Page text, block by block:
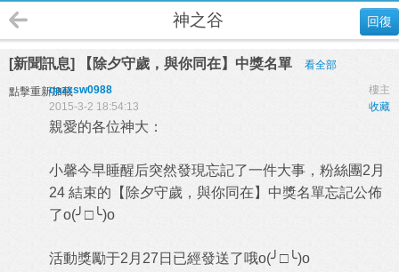
回復
神之谷
[新聞訊息] 【除夕守歲，與你同在】中獎名單 看全部
點擊重新加載 樓主
qazxsw0988
收藏
2015-3-2 18:54:13
親愛的各位神大：
小馨今早睡醒后突然發現忘記了一件大事，粉絲團2月
24 結束的【除夕守歲，與你同在】中獎名單忘記公佈
了o(╯□╰)o
活動獎勵于2月27日已經發送了哦o(╯□╰)o